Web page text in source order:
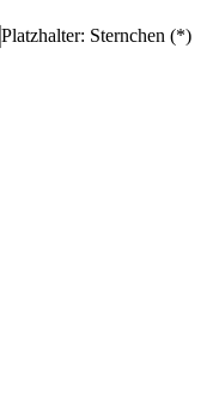
Platzhalter: Sternchen (*)